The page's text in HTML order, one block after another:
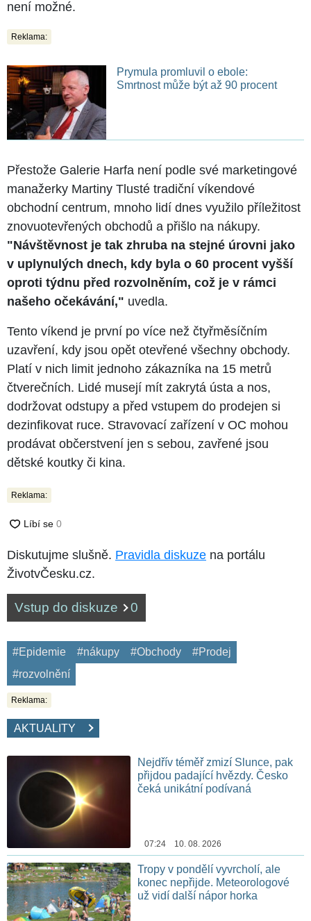
není možné.
Reklama:
Prymula promluvil o ebole:
Smrtnost může být až 90 procent
Přestože Galerie Harfa není podle své marketingové
manažerky Martiny Tlusté tradiční víkendové
obchodní centrum, mnoho lidí dnes využilo příležitost
znovuotevřených obchodů a přišlo na nákupy.
"Návštěvnost je tak zhruba na stejné úrovni jako
v uplynulých dnech, kdy byla o 60 procent vyšší
oproti týdnu před rozvolněním, což je v rámci
našeho očekávání," uvedla.
Tento víkend je první po více než čtyřměsíčním
uzavření, kdy jsou opět otevřené všechny obchody.
Platí v nich limit jednoho zákazníka na 15 metrů
čtverečních. Lidé musejí mít zakrytá ústa a nos,
dodržovat odstupy a před vstupem do prodejen si
dezinfikovat ruce. Stravovací zařízení v OC mohou
prodávat občerstvení jen s sebou, zavřené jsou
dětské koutky či kina.
Reklama:
Diskutujme slušně. Pravidla diskuze na portálu
ŽivotvČesku.cz.
Vstup do diskuze 0
#Epidemie #nákupy #Obchody
#Prodej
#rozvolnění
Reklama:
AKTUALITY
Nejdřív téměř zmizí Slunce, pak
přijdou padající hvězdy. Česko
čeká unikátní podívaná
07:24 10. 08. 2026
Tropy v pondělí vyvrcholí, ale
konec nepřijde. Meteorologové
už vidí další nápor horka